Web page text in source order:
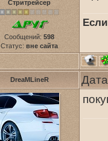
Стритрейсер
Сообщений: 598
Статус: вне сайта
DreaMLineR